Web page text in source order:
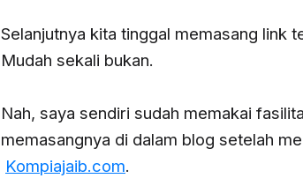
Selanjutnya kita tinggal memasang link
Mudah sekali bukan.
Nah, saya sendiri sudah memakai
memasangnya di dalam blog setelah
Kompiajaib.com.